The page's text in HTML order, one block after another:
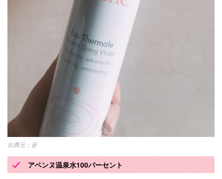
윤
アベンヌ温泉水100パーセント